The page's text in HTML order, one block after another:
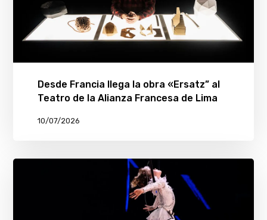
Desde Francia llega la obra «Ersatz” al
Teatro de la Alianza Francesa de Lima
10/07/2026